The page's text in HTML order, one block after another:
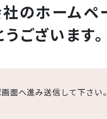
のホームペ
ございます。
面へ進み送信して下さい。